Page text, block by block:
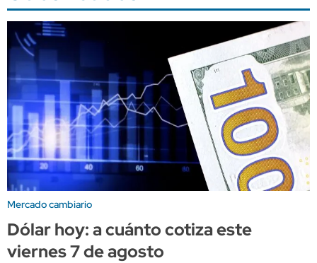
Mercado cambiario
Dólar hoy: a cuánto cotiza este
viernes 7 de agosto